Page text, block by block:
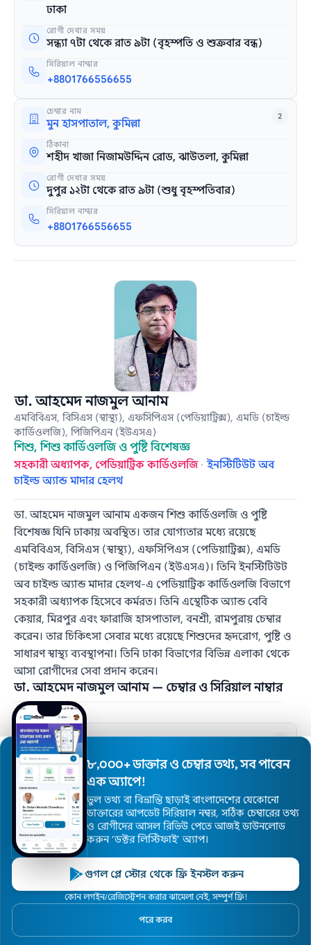
ঢাকা
রোগী দেখার সময়
সন্ধ্যা ৭টা থেকে রাত ৯টা (বৃহস্পতি ও শুক্রবার বন্ধ)
সিরিয়াল নাম্বার
+8801766556655
2
চেম্বার নাম
মুন হাসপাতাল, কুমিল্লা
ঠিকানা
শহীদ খাজা নিজামউদ্দিন রোড, ঝাউতলা, কুমিল্লা
রোগী দেখার সময়
দুপুর ১২টা থেকে রাত ৯টা (শুধু বৃহস্পতিবার)
সিরিয়াল নাম্বার
+8801766556655
ডা. আহমেদ নাজমুল আনাম
এমবিবিএস, বিসিএস (স্বাস্থ্য), এফসিপিএস (পেডিয়াট্রিক্স), এমডি (চাইল্ড
কার্ডিওলজি), পিজিপিএন (ইউএসএ)
শিশু, শিশু কার্ডিওলজি ও পুষ্টি বিশেষজ্ঞ
সহকারী অধ্যাপক, পেডিয়াট্রিক কার্ডিওলজি ·ইনস্টিটিউট অব
চাইল্ড অ্যান্ড মাদার হেলথ
ডা. আহমেদ নাজমুল আনাম একজন শিশু কার্ডিওলজি ও পুষ্টি
বিশেষজ্ঞ যিনি ঢাকায় অবস্থিত। তার যোগ্যতার মধ্যে রয়েছে
এমবিবিএস, বিসিএস (স্বাস্থ্য), এফসিপিএস (পেডিয়াট্রিক্স), এমডি
(চাইল্ড কার্ডিওলজি) ও পিজিপিএন (ইউএসএ)। তিনি ইনস্টিটিউট
অব চাইল্ড অ্যান্ড মাদার হেলথ-এ পেডিয়াট্রিক কার্ডিওলজি বিভাগে
সহকারী অধ্যাপক হিসেবে কর্মরত। তিনি এস্থেটিক অ্যান্ড বেবি
কেয়ার, মিরপুর এবং ফারাজি হাসপাতাল, বনশ্রী, রামপুরায় চেম্বার
করেন। তার চিকিৎসা সেবার মধ্যে রয়েছে শিশুদের হৃদরোগ, পুষ্টি ও
সাধারণ স্বাস্থ্য ব্যবস্থাপনা। তিনি ঢাকা বিভাগের বিভিন্ন এলাকা থেকে
আসা রোগীদের সেবা প্রদান করেন।
ডা. আহমেদ নাজমুল আনাম — চেম্বার ও সিরিয়াল নাম্বার
2 chambers
1
চেম্বার নাম
এস্থেটিক অ্যান্ড বেবি কেয়ার
ঠিকানা
বাড়ি # ০১, ব্লক # ডি, রোড ০১, ঘোড়ার মোড়, পল্লবী,
মিরপুর
রোগী দেখার সময়
সন্ধ্যা ৬.৩০টা থেকে রাত ১০.৩০টা (রবি ও বৃহস্পতি) ও
বিকাল ৩টা থেকে ৫টা (মঙ্গল)
সিরিয়াল নাম্বার
+8801616465255
ফারাজি হাসপাতাল, বনশ্রী
৮,০০০+ ডাক্তার ও চেম্বার তথ্য, সব পাবেন
এক অ্যাপে!
ভুল তথ্য বা বিভ্রান্তি ছাড়াই বাংলাদেশের যেকোনো
ডাক্তারের আপডেট সিরিয়াল নম্বর, সঠিক চেম্বারের তথ্য
ও রোগীদের আসল রিভিউ পেতে আজই ডাউনলোড
করুন ’ডক্টর লিস্টিফাই’ অ্যাপ।
গুগল প্লে স্টোর থেকে ফ্রি ইনস্টল করুন
কোন লগইন/রেজিস্ট্রেশন করার ঝামেলা নেই, সম্পুর্ণ ফ্রি!
পরে করব